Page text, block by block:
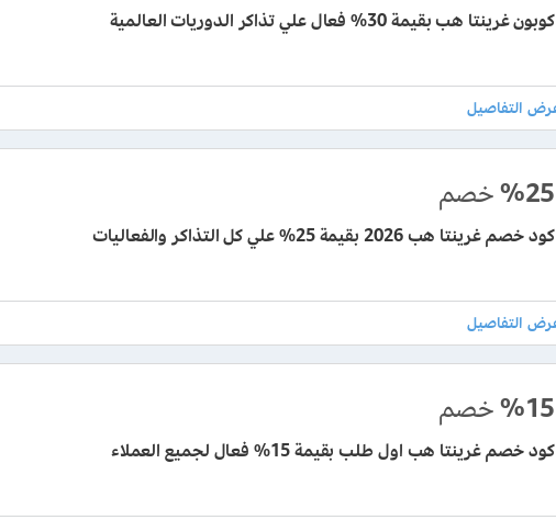
كوبون غرينتا هب بقيمة 30% فعال علي تذاكر الدوريات العالمية
%25خصم
كود خصم غرينتا هب 2026 بقيمة 25% علي كل التذاكر والفعاليات
%15خصم
كود خصم غرينتا هب اول طلب بقيمة 15% فعال لجميع العملاء